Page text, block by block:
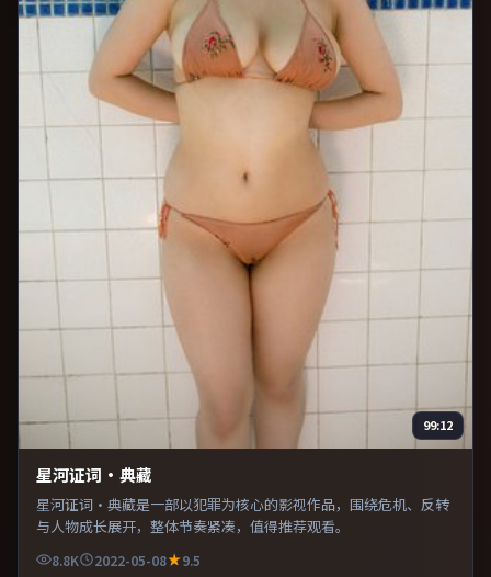
99:12
星河证词·典藏
星河证词·典藏是一部以犯罪为核心的影视作品，围绕危机、反转
与人物成长展开，整体节奏紧凑，值得推荐观看。
8.8K 2022-05-08
9.5